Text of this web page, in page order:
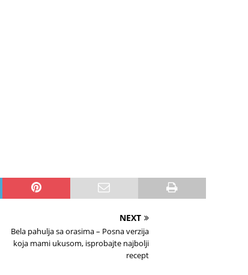
NEXT
Bela pahulja sa orasima – Posna verzija
koja mami ukusom, isprobajte najbolji
recept